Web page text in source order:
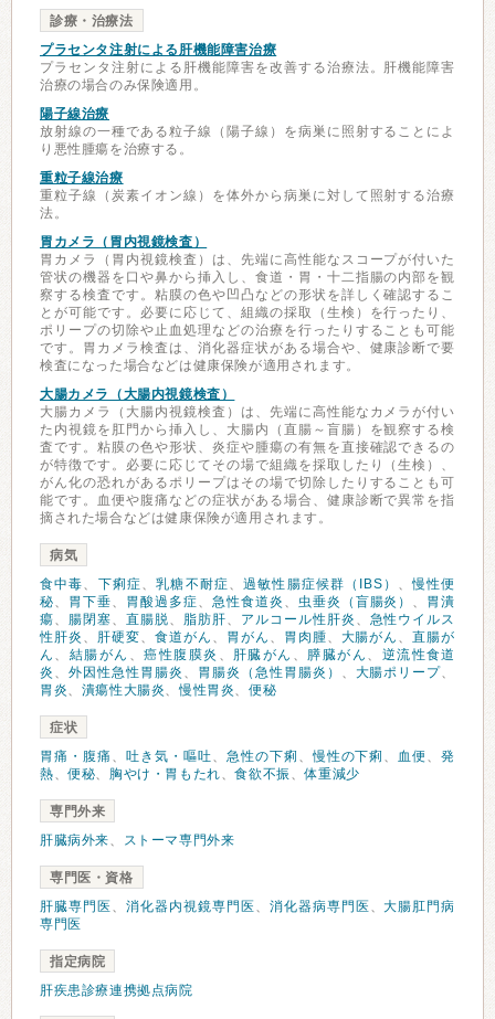
診療・治療法
プラセンタ注射による肝機能障害治療
プラセンタ注射による肝機能障害を改善する治療法。肝機能障害
治療の場合のみ保険適用。
陽子線治療
放射線の一種である粒子線（陽子線）を病巣に照射することによ
り悪性腫瘍を治療する。
重粒子線治療
重粒子線（炭素イオン線）を体外から病巣に対して照射する治療
法。
胃カメラ（胃内視鏡検査）
胃カメラ（胃内視鏡検査）は、先端に高性能なスコープが付いた
管状の機器を口や鼻から挿入し、食道・胃・十二指腸の内部を観
察する検査です。粘膜の色や凹凸などの形状を詳しく確認するこ
とが可能です。必要に応じて、組織の採取（生検）を行ったり、
ポリープの切除や止血処理などの治療を行ったりすることも可能
です。胃カメラ検査は、消化器症状がある場合や、健康診断で要
検査になった場合などは健康保険が適用されます。
大腸カメラ（大腸内視鏡検査）
大腸カメラ（大腸内視鏡検査）は、先端に高性能なカメラが付い
た内視鏡を肛門から挿入し、大腸内（直腸～盲腸）を観察する検
査です。粘膜の色や形状、炎症や腫瘍の有無を直接確認できるの
が特徴です。必要に応じてその場で組織を採取したり（生検）、
がん化の恐れがあるポリープはその場で切除したりすることも可
能です。血便や腹痛などの症状がある場合、健康診断で異常を指
摘された場合などは健康保険が適用されます。
病気
食中毒、 下痢症、乳糖不耐症、過敏性腸症候群（IBS） 、慢性便
秘、 胃下垂、 胃酸過多症、 急性食道炎 、 虫垂炎（盲腸炎） 、 胃潰
瘍、 腸閉塞、 直腸脱、 脂肪肝、 アルコール性肝炎 、 急性ウイルス
性肝炎 、 肝硬変、 食道がん 、 胃がん 、 胃肉腫、 大腸がん 、直腸が
ん 、 結腸がん 、癌性腹膜炎 、 肝臓がん 、 膵臓がん 、 逆流性食道
炎 、 外因性急性胃腸炎 、 胃腸炎（急性胃腸炎） 、 大腸ポリープ、
胃炎、 潰瘍性大腸炎、慢性胃炎、便秘
症状
胃痛・腹痛 、 吐き気・嘔吐、 急性の下痢 、慢性の下痢 、 血便、発
熱、便秘、 胸やけ・胃もたれ、食欲不振 、体重減少
専門外来
肝臓病外来、 ストーマ専門外来
専門医・資格
肝臓専門医 、 消化器内視鏡専門医 、 消化器病専門医 、大腸肛門病
専門医
指定病院
肝疾患診療連携拠点病院